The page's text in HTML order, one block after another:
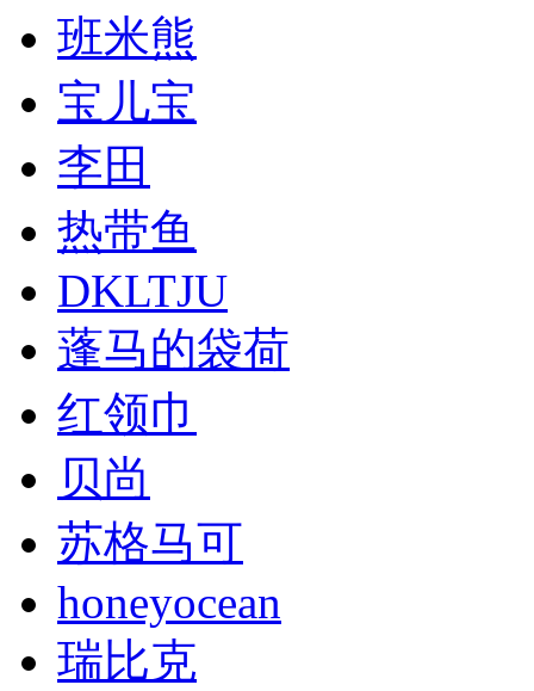
班米熊
宝儿宝
李田
热带鱼
DKLTJU
蓬马的袋荷
红领巾
贝尚
苏格马可
honeyocean
瑞比克